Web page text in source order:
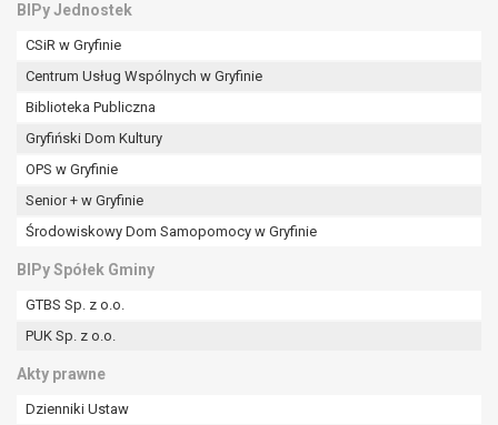
BIPy Jednostek
CSiR w Gryfinie
Centrum Usług Wspólnych w Gryfinie
Biblioteka Publiczna
Gryfiński Dom Kultury
OPS w Gryfinie
Senior + w Gryfinie
Środowiskowy Dom Samopomocy w Gryfinie
BIPy Spółek Gminy
GTBS Sp. z o.o.
PUK Sp. z o.o.
Akty prawne
Dzienniki Ustaw